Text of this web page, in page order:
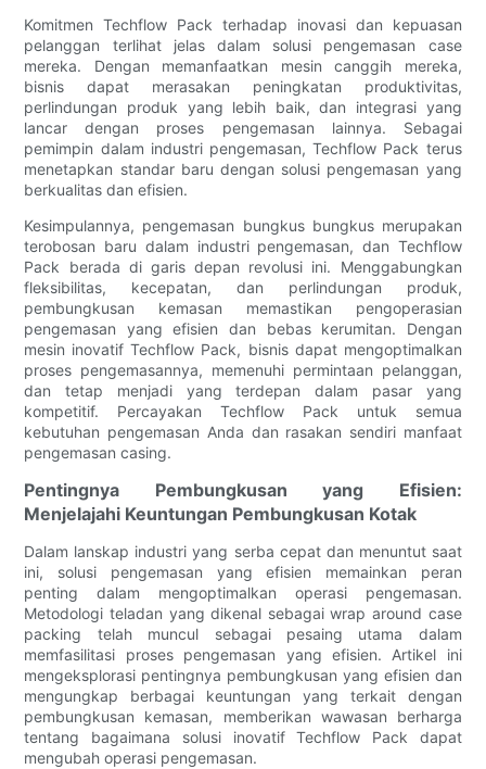
Komitmen Techflow Pack terhadap inovasi dan kepuasan
pelanggan terlihat jelas dalam solusi pengemasan case
mereka. Dengan memanfaatkan mesin canggih mereka,
bisnis dapat merasakan peningkatan produktivitas,
perlindungan produk yang lebih baik, dan integrasi yang
lancar dengan proses pengemasan lainnya. Sebagai
pemimpin dalam industri pengemasan, Techflow Pack terus
menetapkan standar baru dengan solusi pengemasan yang
berkualitas dan efisien.
Kesimpulannya, pengemasan bungkus bungkus merupakan
terobosan baru dalam industri pengemasan, dan Techflow
Pack berada di garis depan revolusi ini. Menggabungkan
fleksibilitas, kecepatan, dan perlindungan produk,
pembungkusan kemasan memastikan pengoperasian
pengemasan yang efisien dan bebas kerumitan. Dengan
mesin inovatif Techflow Pack, bisnis dapat mengoptimalkan
proses pengemasannya, memenuhi permintaan pelanggan,
dan tetap menjadi yang terdepan dalam pasar yang
kompetitif. Percayakan Techflow Pack untuk semua
kebutuhan pengemasan Anda dan rasakan sendiri manfaat
pengemasan casing.
Pentingnya Pembungkusan yang Efisien:
Menjelajahi Keuntungan Pembungkusan Kotak
Dalam lanskap industri yang serba cepat dan menuntut saat
ini, solusi pengemasan yang efisien memainkan peran
penting dalam mengoptimalkan operasi pengemasan.
Metodologi teladan yang dikenal sebagai wrap around case
packing telah muncul sebagai pesaing utama dalam
memfasilitasi proses pengemasan yang efisien. Artikel ini
mengeksplorasi pentingnya pembungkusan yang efisien dan
mengungkap berbagai keuntungan yang terkait dengan
pembungkusan kemasan, memberikan wawasan berharga
tentang bagaimana solusi inovatif Techflow Pack dapat
mengubah operasi pengemasan.